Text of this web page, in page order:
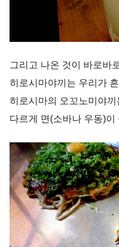
그리고 나온 것이 바로바
히로시마야끼는 우리가
히로시마의 오꼬노미야
다르게 면(소바나 우동)